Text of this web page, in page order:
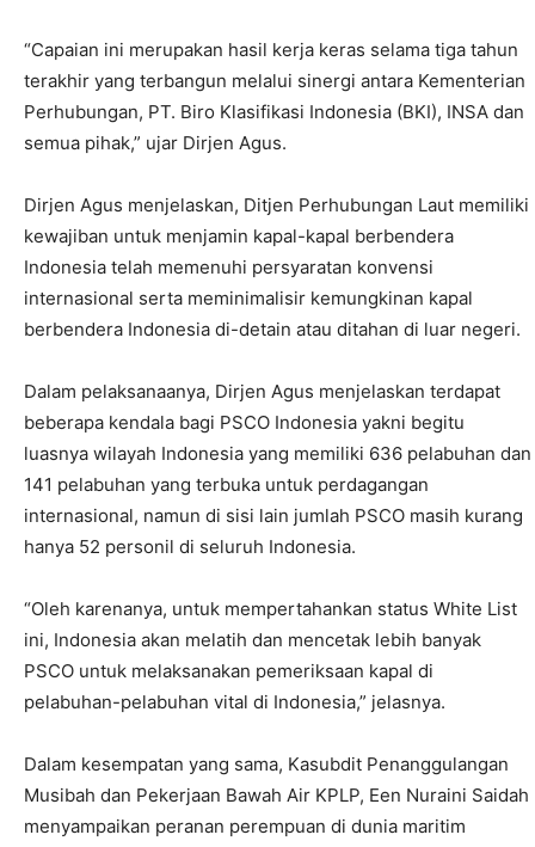
“Capaian ini merupakan hasil kerja keras selama tiga tahun
terakhir yang terbangun melalui sinergi antara Kementerian
Perhubungan, PT. Biro Klasifikasi Indonesia (BKI), INSA dan
semua pihak,” ujar Dirjen Agus.
Dirjen Agus menjelaskan, Ditjen Perhubungan Laut memiliki
kewajiban untuk menjamin kapal-kapal berbendera
Indonesia telah memenuhi persyaratan konvensi
internasional serta meminimalisir kemungkinan kapal
berbendera Indonesia di-detain atau ditahan di luar negeri.
Dalam pelaksanaanya, Dirjen Agus menjelaskan terdapat
beberapa kendala bagi PSCO Indonesia yakni begitu
luasnya wilayah Indonesia yang memiliki 636 pelabuhan dan
141 pelabuhan yang terbuka untuk perdagangan
internasional, namun di sisi lain jumlah PSCO masih kurang
hanya 52 personil di seluruh Indonesia.
“Oleh karenanya, untuk mempertahankan status White List
ini, Indonesia akan melatih dan mencetak lebih banyak
PSCO untuk melaksanakan pemeriksaan kapal di
pelabuhan-pelabuhan vital di Indonesia,” jelasnya.
Dalam kesempatan yang sama, Kasubdit Penanggulangan
Musibah dan Pekerjaan Bawah Air KPLP, Een Nuraini Saidah
menyampaikan peranan perempuan di dunia maritim